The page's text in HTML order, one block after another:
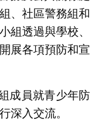
、社區警務組和
組透過與學校、
展各項預防和宣
成員就青少年防
深入交流。